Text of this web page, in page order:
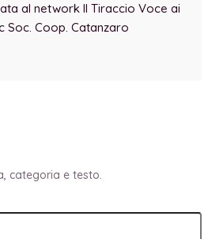
al network Il Tiraccio Voce ai
Soc. Coop. Catanzaro
categoria e testo.